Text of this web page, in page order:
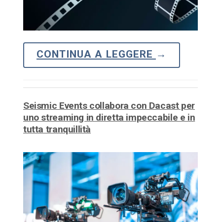
CONTINUA A LEGGERE →
Seismic Events collabora con Dacast per
uno streaming in diretta impeccabile e in
tutta tranquillità